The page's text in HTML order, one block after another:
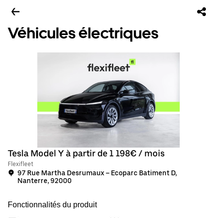
Véhicules électriques
Tesla Model Y à partir de 1 198€ / mois
Flexifleet
97 Rue Martha Desrumaux – Ecoparc Batiment D,
Nanterre, 92000
Fonctionnalités du produit